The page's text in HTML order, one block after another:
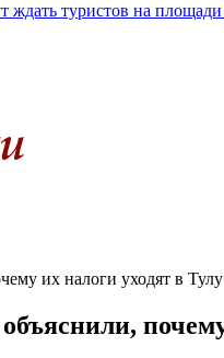
ждать туристов на площади
их налоги уходят в Тулу